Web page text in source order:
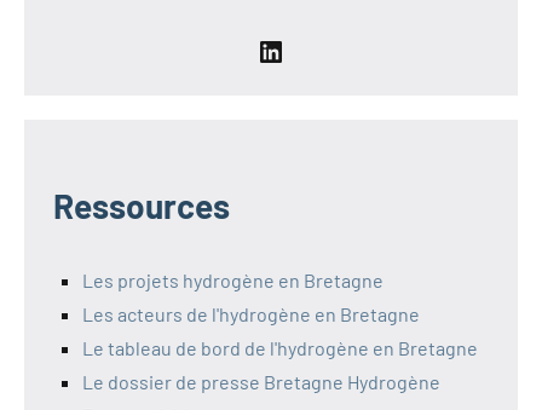
LinkedIn
Ressources
Les projets hydrogène en Bretagne
Les acteurs de l'hydrogène en Bretagne
Le tableau de bord de l'hydrogène en Bretagne
Le dossier de presse Bretagne Hydrogène